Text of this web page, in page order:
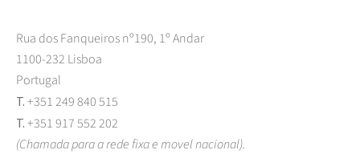
Rua dos Fanqueiros nº190, 1º Andar
1100-232 Lisboa
Portugal
T. +351 249 840 515
T. +351 917 552 202
(Chamada para a rede fixa e movel nacional).